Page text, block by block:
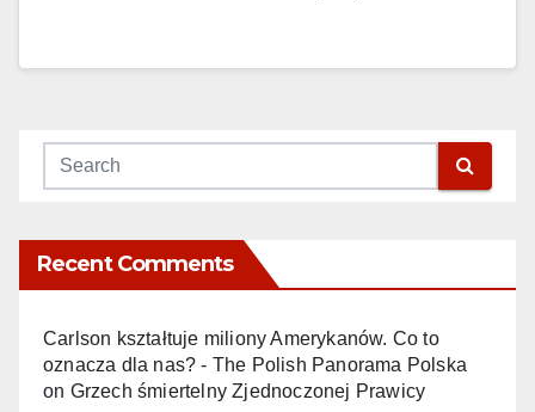
Recent Comments
Carlson kształtuje miliony Amerykanów. Co to
oznacza dla nas? - The Polish Panorama Polska
on Grzech śmiertelny Zjednoczonej Prawicy